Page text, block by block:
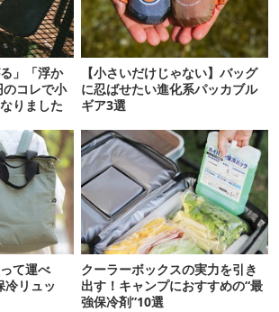
」「浮か
コレで小
りました
【小さいだけじゃない】バッグ
に忍ばせたい進化系パッカブル
ギア3選
て運べ
冷リュッ
クーラーボックスの実力を引き
出す！キャンプにおすすめの“最
強保冷剤”10選